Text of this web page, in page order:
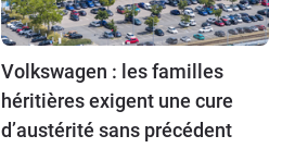
Volkswagen : les familles
héritières exigent une cure
d’austérité sans précédent